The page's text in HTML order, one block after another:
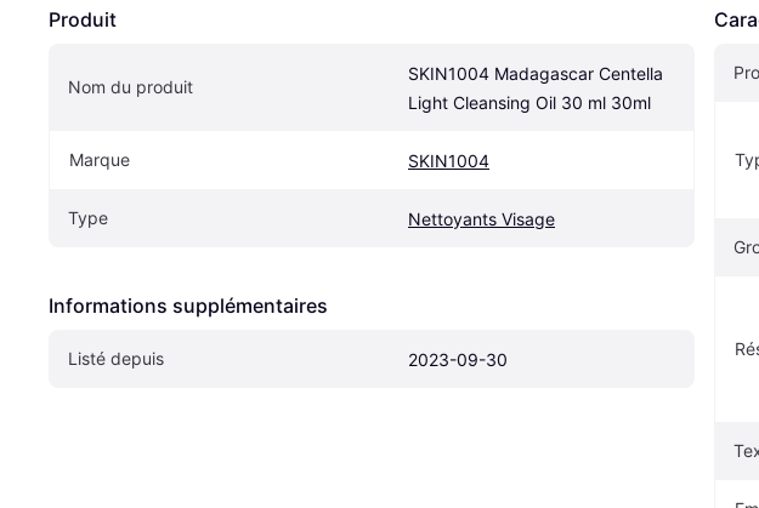
Produit
Nom du produit
SKIN1004 Madagascar Centella
Light Cleansing Oil 30 ml 30ml
Marque SKIN1004
Type Nettoyants Visage
Informations supplémentaires
Listé depuis 2023-09-30